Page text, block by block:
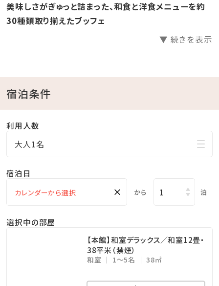
む）のご入浴をお断りしております。
※飲酒後のご入浴はお断りしております。
いただけます。
・広々としたスペースは、リモートワークの利用も可能で
す。
□幼児について
※幼児（食事・布団不要）のお子様は、食事・寝具・アメ
※3歳以上のお子様は、夕食代1,200円・朝食代1,000
円を別途頂戴いたします。
□ホテル敷地内で楽しめる！遊びメニューをご紹介（※
美味しさがぎゅっと詰まった、和食と洋食メニューを約
30種類取り揃えたブッフェ
▼ 続きを表示
宿泊条件
利用人数
大人1名
宿泊日
× から 泊
選択中の部屋
【本館】和室デラックス／和室12畳・
38平米（禁煙）
和室 1～5名 38㎡